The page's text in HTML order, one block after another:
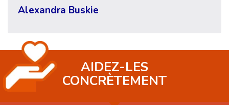
Alexandra Buskie
AIDEZ-LES
CONCRÈTEMENT